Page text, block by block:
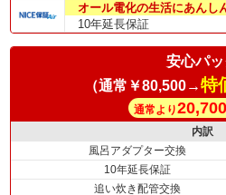
オール電化の生活にあんし
10年延長保証
安心パッ
（通常￥80,500→特
通常より20,700
内訳
風呂アダプター交換
10年延長保証
追い炊き配管交換